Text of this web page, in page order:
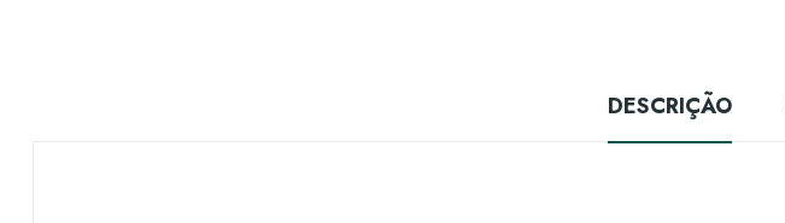
DESCRIÇÃO